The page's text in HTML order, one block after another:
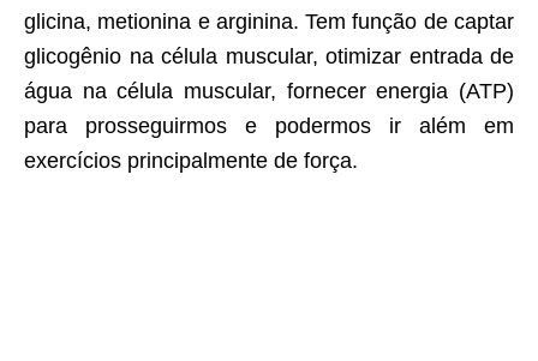
glicina, metionina e arginina. Tem função de captar
glicogênio na célula muscular, otimizar entrada de
água na célula muscular, fornecer energia (ATP)
para prosseguirmos e podermos ir além em
exercícios principalmente de força.